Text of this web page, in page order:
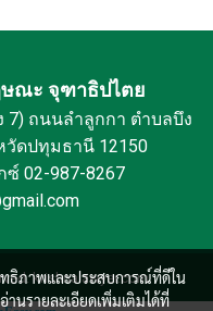
ณะ จุฑาธิปไตย
ถนนลำลูกกา ตำบลบึง
วัดปทุมธานี 12150
ซ์ 02-987-8267
krishnalawyer.com
ทธิภาพและประสบการณ์ที่ดีใน
านรายละเอียดเพิ่มเติมได้ที่